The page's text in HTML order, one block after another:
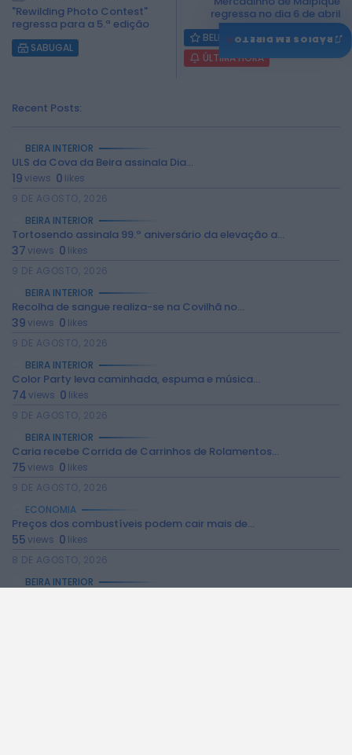
2026 Rádio Caria. Todos os direitos
"Rewilding Photo Contest"
regressa para a 5.ª edição
SABUGAL
regressa no dia 6 de abril
BELMONTE
ÚLTIMA HORA
Recent Posts:
BEIRA INTERIOR
ULS da Cova da Beira assinala Dia...
19views 0 likes
9 DE AGOSTO, 2026
BEIRA INTERIOR
Tortosendo assinala 99.º aniversário da elevação a...
37views 0 likes
9 DE AGOSTO, 2026
BEIRA INTERIOR
Recolha de sangue realiza-se na Covilhã no...
39views 0 likes
9 DE AGOSTO, 2026
BEIRA INTERIOR
Color Party leva caminhada, espuma e música...
74views 0 likes
9 DE AGOSTO, 2026
BEIRA INTERIOR
Caria recebe Corrida de Carrinhos de Rolamentos...
75views 0 likes
9 DE AGOSTO, 2026
ECONOMIA
Preços dos combustíveis podem cair mais de...
55views 0 likes
8 DE AGOSTO, 2026
BEIRA INTERIOR
♫
RÁDIOS EM DIRETO